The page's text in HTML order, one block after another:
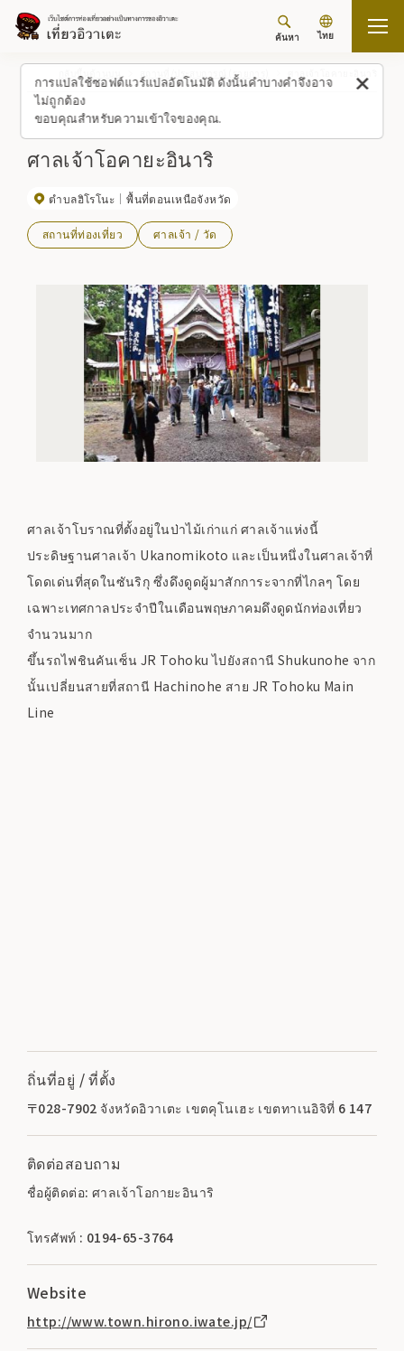
การแปลใช้ซอฟต์แวร์แปลอัตโนมัติ ดังนั้นคำบางคำจึงอาจ
ไม่ถูกต้อง
ขอบคุณสำหรับความเข้าใจของคุณ.
ค้นหา ไทย
กลับขึ้นด้านบน สถานที่/ประสบการณ์ (รายการ)
ศาลเจ้าโอคายะอินาริ
ตำบลฮิโรโนะ พื้นที่ตอนเหนือจังหวัด
สถานที่ท่องเที่ยว ศาลเจ้า / วัด
ศาลเจ้าโบราณที่ตั้งอยู่ในป่าไม้เก่าแก่ ศาลเจ้าแห่งนี้
ประดิษฐานศาลเจ้า Ukanomikoto และเป็นหนึ่งในศาลเจ้าที่
โดดเด่นที่สุดในซันริกุ ซึ่งดึงดูดผู้มาสักการะจากที่ไกลๆ โดย
เฉพาะเทศกาลประจำปีในเดือนพฤษภาคมดึงดูดนักท่องเที่ยว
จำนวนมาก
ขึ้นรถไฟชินคันเซ็น JR Tohoku ไปยังสถานี Shukunohe จาก
นั้นเปลี่ยนสายที่สถานี Hachinohe สาย JR Tohoku Main
Line
ถิ่นที่อยู่ / ที่ตั้ง
〒028-7902 จังหวัดอิวาเตะ เขตคุโนเฮะ เขตทาเนอิจิที่ 6 147
ติดต่อสอบถาม
ชื่อผู้ติดต่อ: ศาลเจ้าโอกายะอินาริ
โทรศัพท์ : 0194-65-3764
Website
http://www.town.hirono.iwate.jp/